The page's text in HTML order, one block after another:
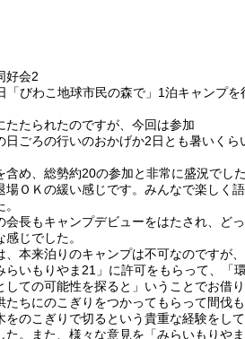
好会2
「びわこ地球市民の森で」1泊キャンプを
たたられたのですが、今回は参加
日ごろの行いのおかげか2日とも暑いくら
含め、総勢約20の参加と非常に盛況でし
場ＯＫの緩い感じです。みんなで楽しく
会長もキャンプデビューをはたされ、ど
じでした。
、本来泊りのキャンプは不可なのですが
らいもりやま21」に許可をもらって、「
しての可能性を探ると」いうことでお借り
たちにのこぎりをつかってもらって間伐
をのこぎりで切るという貴重な経験をし
た。また、様々な意見を「みらいもりや